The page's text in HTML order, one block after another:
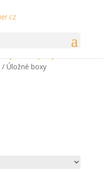
/ Úložné boxy